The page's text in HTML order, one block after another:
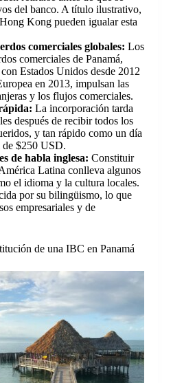
del banco. A título ilustrativo,
Kong pueden igualar esta
comerciales globales: Los
comerciales de Panamá,
Estados Unidos desde 2012
en 2013, impulsan las
y los flujos comerciales.
La incorporación tarda
después de recibir todos los
y tan rápido como un día
$250 USD.
de habla inglesa: Constituir
Latina conlleva algunos
el idioma y la cultura locales.
por su bilingüismo, lo que
empresariales y de
de una IBC en Panamá